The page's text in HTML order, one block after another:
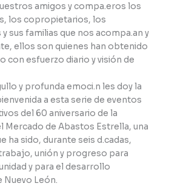
amigos y compa.eros los
los copropietarios, los
sus familias que nos acompa.an y
ellos son quienes han obtenido
con esfuerzo diario y visión de
y profunda emoci.n les doy la
a esta serie de eventos
del 60 aniversario de la
Mercado de Abastos Estrella, una
ha sido, durante seis d.cadas,
unión y progreso para
y para el desarrollo
Nuevo León.